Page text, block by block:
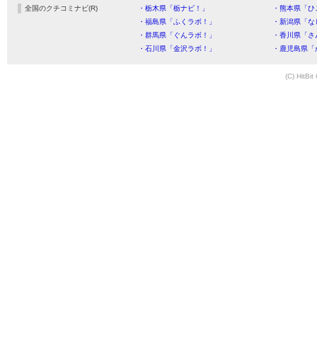
全国のクチコミナビ(R) ・栃木県「栃ナビ！」
・熊本県「
・福島県「ふくラボ！」
・新潟県「
・群馬県「ぐんラボ！」
・香川県「
・石川県「金沢ラボ！」
・鹿児島県
(C) HitBit